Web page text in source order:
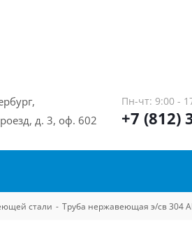
д. 3, оф. 602
Пн-чт: 9:00 -
+7 (812)
стали - Труба нержавеющая э/св 304